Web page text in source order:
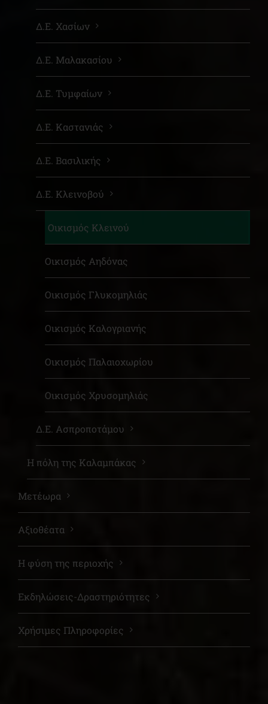
Δ.Ε. Χασίων
Δ.Ε. Μαλακασίου
Δ.Ε. Τυμφαίων
Δ.Ε. Καστανιάς
Δ.Ε. Βασιλικής
Δ.Ε. Κλεινοβού
Οικισμός Κλεινού
Οικισμός Αηδόνας
Οικισμός Γλυκομηλιάς
Οικισμός Καλογριανής
Οικισμός Παλαιοχωρίου
Οικισμός Χρυσομηλιάς
Δ.Ε. Ασπροποτάμου
Η πόλη της Καλαμπάκας
Μετέωρα
Αξιοθέατα
Η φύση της περιοχής
Εκδηλώσεις-Δραστηριότητες
Χρήσιμες Πληροφορίες